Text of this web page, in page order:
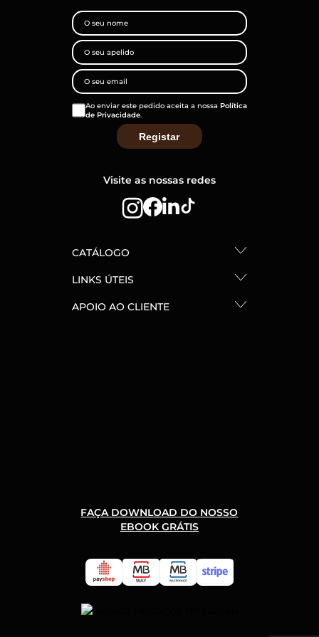
Ao enviar este pedido aceita a nossa Política
de Privacidade.
Visite as nossas redes
CATÁLOGO
LINKS ÚTEIS
APOIO AO CLIENTE
FAÇA DOWNLOAD DO NOSSO
EBOOK GRÁTIS